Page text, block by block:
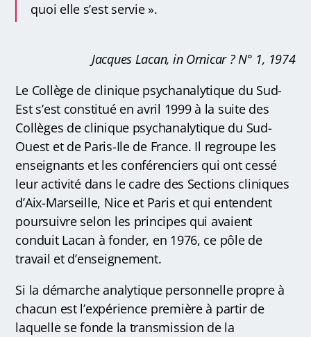
quoi elle s’est servie ».
Jacques Lacan, in Ornicar ? N° 1, 1974
Le Collège de clinique psychanalytique du Sud-
Est s’est constitué en avril 1999 à la suite des
Collèges de clinique psychanalytique du Sud-
Ouest et de Paris-Ile de France. Il regroupe les
enseignants et les conférenciers qui ont cessé
leur activité dans le cadre des Sections cliniques
d’Aix-Marseille, Nice et Paris et qui entendent
poursuivre selon les principes qui avaient
conduit Lacan à fonder, en 1976, ce pôle de
travail et d’enseignement.
Si la démarche analytique personnelle propre à
chacun est l’expérience première à partir de
laquelle se fonde la transmission de la